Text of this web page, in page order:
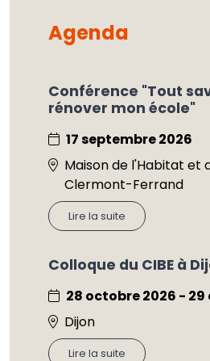
Agenda
Conférence "Tout
rénover mon école"
17 septembre 2026
Maison de l'Habitat et
Clermont-Ferrand
Lire la suite
Colloque du CIBE à
28 octobre 2026 -
Dijon
Lire la suite